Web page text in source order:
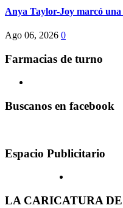
Anya Taylor-Joy marcó
Ago 06, 2026 0
Farmacias de turno
Buscanos en facebook
Espacio Publicitario
LA CARICATURA